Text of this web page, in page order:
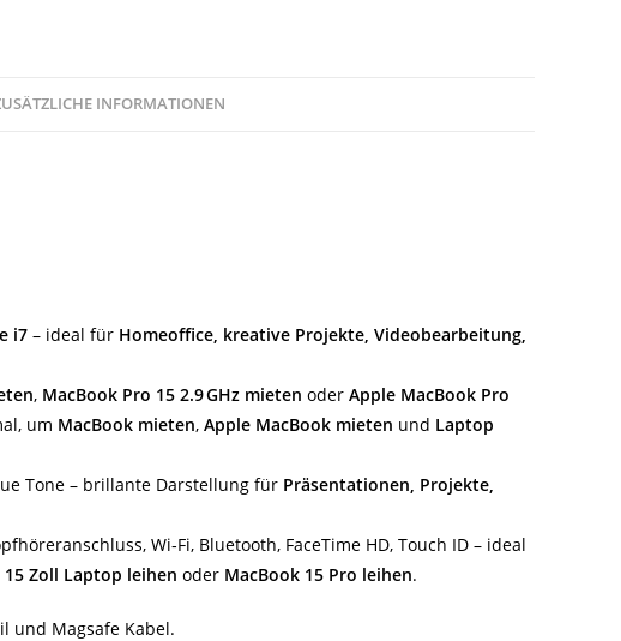
INFORMATIONEN
i7 – ideal für Homeoffice, kreative Projekte, Videobearbeitung,
, MacBook Pro 15 2.9 GHz mieten oder Apple MacBook Pro
um MacBook mieten, Apple MacBook mieten und Laptop
Tone – brillante Darstellung für Präsentationen, Projekte,
Wi‑Fi, Bluetooth, FaceTime HD, Touch ID – ideal
15 Zoll Laptop leihen oder MacBook 15 Pro leihen.
und Magsafe Kabel.